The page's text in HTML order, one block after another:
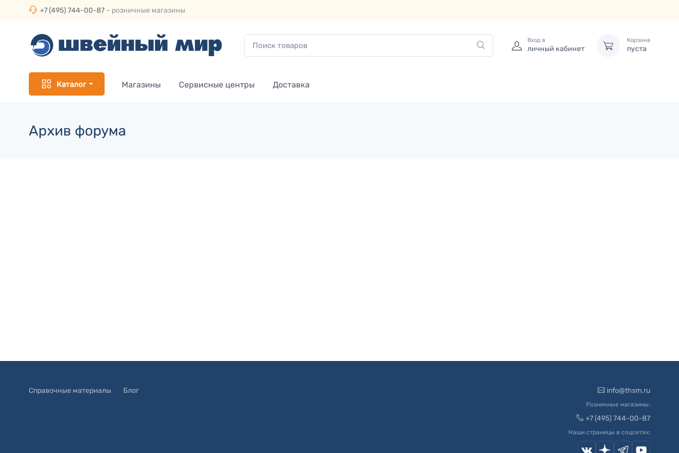
+7 (495) 744-00-87 – розничные магазины
Вход в
личный кабинет
Корзина
пуста
Каталог Магазины Сервисные центры Доставка
Архив форума
Справочные материалы Блог info@thsm.ru
Розничные магазины:
+7 (495) 744-00-87
Наши страницы в соцсетях: